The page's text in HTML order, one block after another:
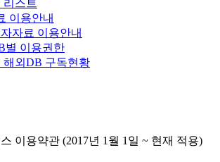
리스트
이용안내
자료 이용안내
별 이용권한
해외DB 구독현황
이용약관 (2017년 1월 1일 ~ 현재 적용)